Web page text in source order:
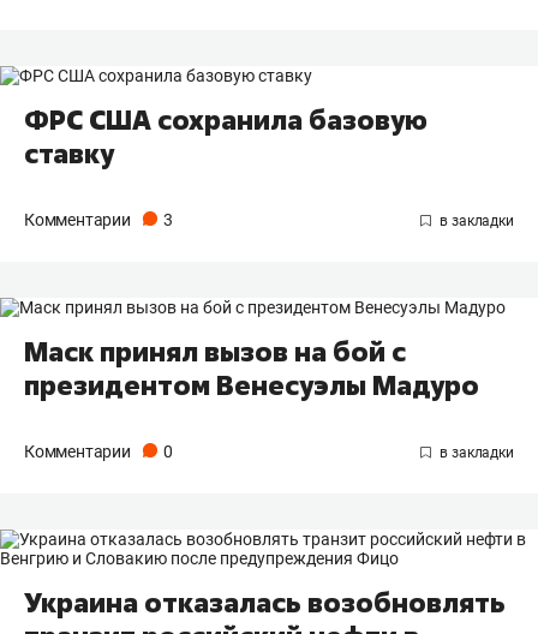
ФРС США сохранила базовую
ставку
Комментарии 3
Маск принял вызов на бой с
президентом Венесуэлы Мадуро
Комментарии 0
Украина отказалась возобновлять